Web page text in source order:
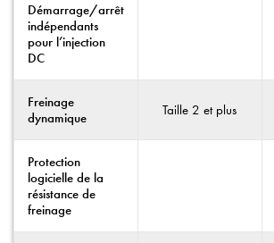
Démarrage/arrêt
indépendants
pour l’injection
DC
Freinage
dynamique
Taille 2 et plus
Protection
logicielle de la
résistance de
freinage